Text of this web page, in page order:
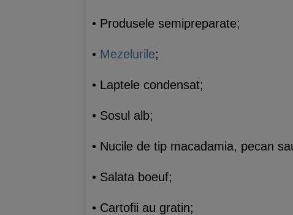
• Produsele semipreparate;
• Mezelurile;
• Laptele condensat;
• Sosul alb;
• Nucile de tip macadamia, pecan
• Salata boeuf;
• Cartofii au gratin;